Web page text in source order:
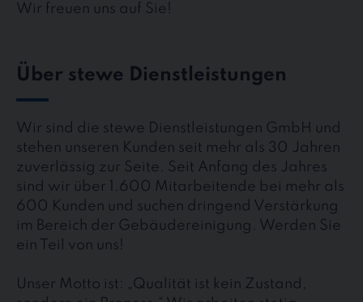
Wir freuen uns auf Sie!
Über stewe Dienstleistungen
Wir sind die stewe Dienstleistungen GmbH und
stehen unseren Kunden seit mehr als 30 Jahren
zuverlässig zur Seite. Seit Anfang des Jahres
sind wir über 1.600 Mitarbeitende bei mehr als
600 Kunden und suchen dringend Verstärkung
im Bereich der Gebäudereinigung. Werden Sie
ein Teil von uns!
Unser Motto ist: „Qualität ist kein Zustand,